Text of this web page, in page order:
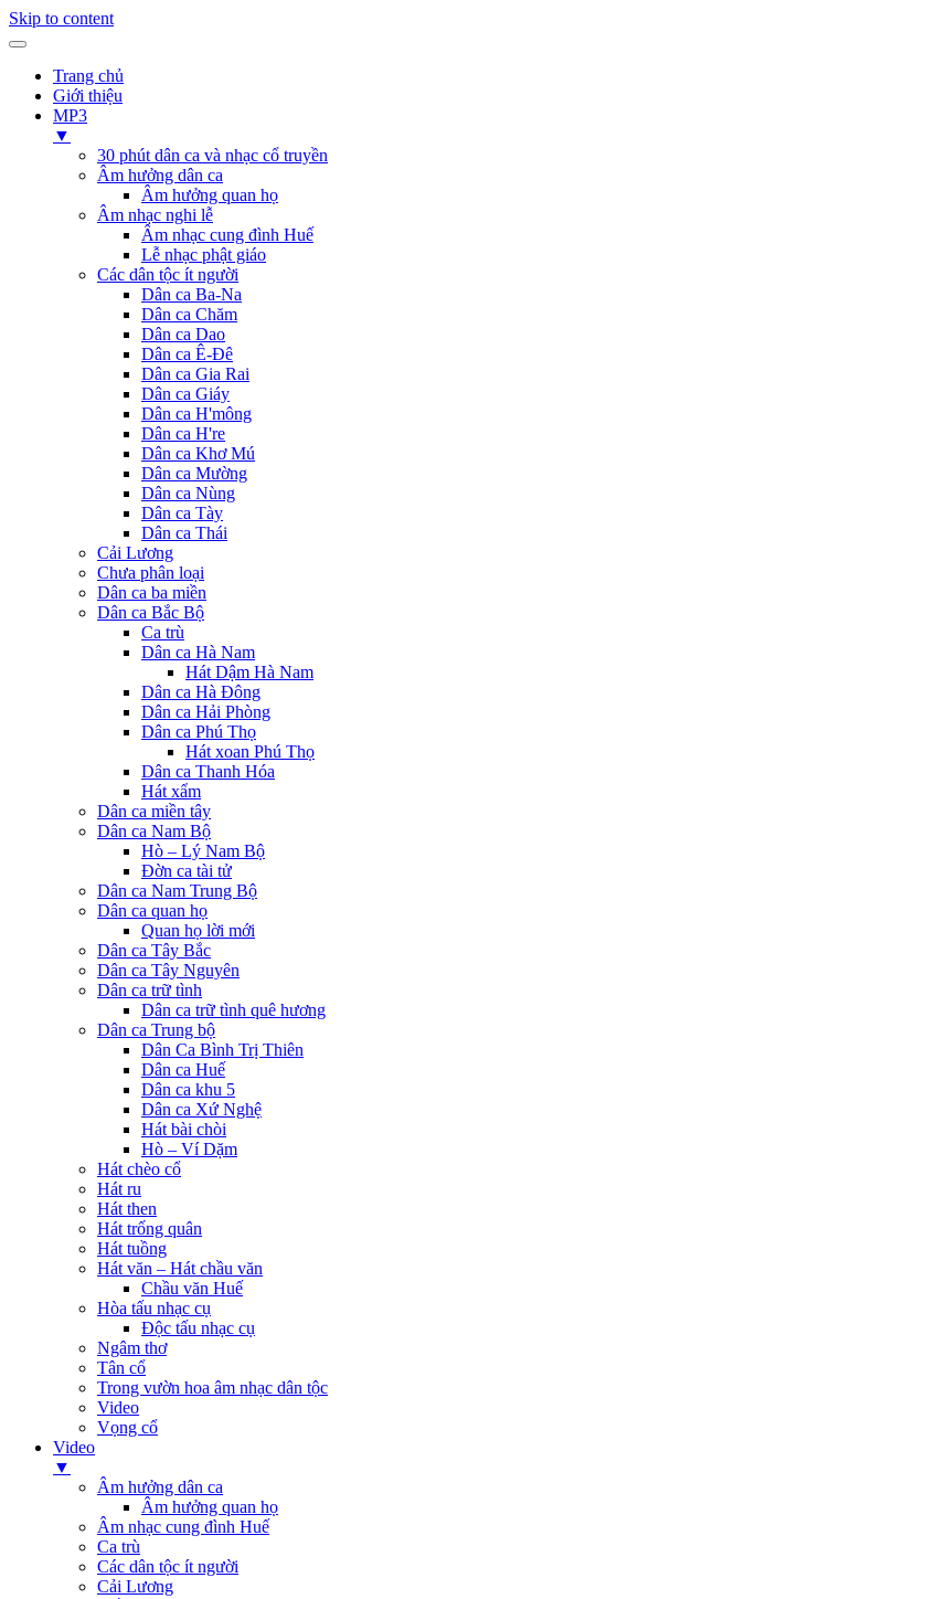
Skip to content
Trang chủ
Giới thiệu
MP3
▼
30 phút dân ca và nhạc cổ truyền
Âm hưởng dân ca
Âm hưởng quan họ
Âm nhạc nghi lễ
Âm nhạc cung đình Huế
Lễ nhạc phật giáo
Các dân tộc ít người
Dân ca Ba-Na
Dân ca Chăm
Dân ca Dao
Dân ca Ê-Đê
Dân ca Gia Rai
Dân ca Giáy
Dân ca H'mông
Dân ca H're
Dân ca Khơ Mú
Dân ca Mường
Dân ca Nùng
Dân ca Tày
Dân ca Thái
Cải Lương
Chưa phân loại
Dân ca ba miền
Dân ca Bắc Bộ
Ca trù
Dân ca Hà Nam
Hát Dậm Hà Nam
Dân ca Hà Đông
Dân ca Hải Phòng
Dân ca Phú Thọ
Hát xoan Phú Thọ
Dân ca Thanh Hóa
Hát xẩm
Dân ca miền tây
Dân ca Nam Bộ
Hò – Lý Nam Bộ
Đờn ca tài tử
Dân ca Nam Trung Bộ
Dân ca quan họ
Quan họ lời mới
Dân ca Tây Bắc
Dân ca Tây Nguyên
Dân ca trữ tình
Dân ca trữ tình quê hương
Dân ca Trung bộ
Dân Ca Bình Trị Thiên
Dân ca Huế
Dân ca khu 5
Dân ca Xứ Nghệ
Hát bài chòi
Hò – Ví Dặm
Hát chèo cổ
Hát ru
Hát then
Hát trống quân
Hát tuồng
Hát văn – Hát chầu văn
Chầu văn Huế
Hòa tấu nhạc cụ
Độc tấu nhạc cụ
Ngâm thơ
Tân cổ
Trong vườn hoa âm nhạc dân tộc
Video
Vọng cổ
Video
▼
Âm hưởng dân ca
Âm hưởng quan họ
Âm nhạc cung đình Huế
Ca trù
Các dân tộc ít người
Cải Lương